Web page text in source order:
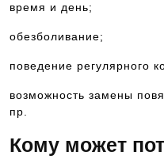
время и день;
обезболивание;
поведение регулярного
возможность замены
пр.
Кому может